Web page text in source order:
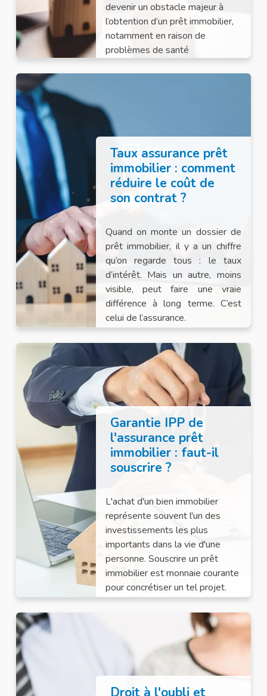
devenir un obstacle majeur à
l’obtention d’un prêt immobilier,
notamment en raison de
problèmes de santé
préexistants.
Taux assurance prêt
immobilier : comment
réduire le coût de
son contrat ?
Quand on monte un dossier de
prêt immobilier, il y a un chiffre
qu’on regarde tous : le taux
d’intérêt. Mais un autre, moins
visible, peut faire une vraie
différence à long terme. C’est
celui de l’assurance.
Garantie IPP de
l'assurance prêt
immobilier : faut-il
souscrire ?
L'achat d'un bien immobilier
représente souvent l'un des
investissements les plus
importants dans la vie d'une
personne. Souscrire un prêt
immobilier est monnaie courante
pour concrétiser un tel projet.
Droit à l'oubli et